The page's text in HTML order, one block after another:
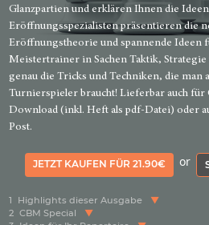
Glanzpartien und erklären Ihnen die
Eröffnungsspezialisten präsentieren die
Eröffnungstheorie und spannende Ideen
Meistertrainer in Sachen Taktik,
genau die Tricks und Techniken, die man
Turnierspieler braucht! Lieferbar auch für
Download (inkl. Heft als pdf-Datei) oder
Post.
JETZT KAUFEN FÜR 21.90€ or
1
Highlights dieser Ausgabe
2 CBM Special